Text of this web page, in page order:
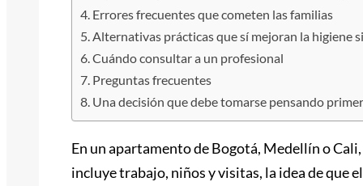
Errores frecuentes que cometen las familias
Alternativas prácticas que sí mejoran la higiene
Cuándo consultar a un profesional
Preguntas frecuentes
Una decisión que debe tomarse pensando
En un apartamento de Bogotá, Medellín o
incluye trabajo, niños y visitas, la idea de que